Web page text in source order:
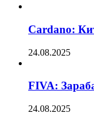
Cardano:
24.08.2025
FIVA:
24.08.2025